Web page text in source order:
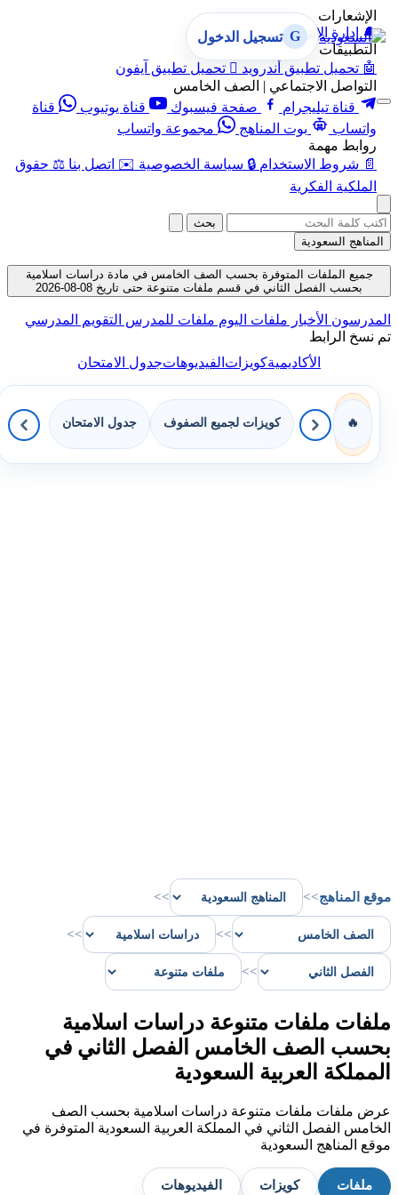
الإشعارات
🔔 إدارة الإشعارات
التطبيقات
🤖 تحميل تطبيق أندرويد  تحميل تطبيق آيفون
التواصل الاجتماعي | الصف الخامس
قناة تيليجرام
صفحة فيسبوك قناة يوتيوب
قناة
واتساب
بوت المناهج
مجموعة واتساب
روابط مهمة
📄 شروط الاستخدام 🔒 سياسة الخصوصية ✉️ اتصل بنا ⚖️ حقوق
الملكية الفكرية
G تسجيل الدخول
بحث
المناهج السعودية
جميع الملفات المتوفرة بحسب الصف الخامس في مادة دراسات اسلامية
بحسب الفصل الثاني في قسم ملفات متنوعة حتى تاريخ 08-08-2026
المدرسون الأخبار ملفات اليوم ملفات للمدرس التقويم المدرسي
تم نسخ الرابط
الأكاديميةكويزاتالفيديوهاتجدول الامتحان
🔥 كويزات لجميع الصفوف جدول الامتحان
موقع المناهج>>
>>
>>
>>
>>
ملفات ملفات متنوعة دراسات اسلامية
بحسب الصف الخامس الفصل الثاني في
المملكة العربية السعودية
عرض ملفات ملفات متنوعة دراسات اسلامية بحسب الصف
الخامس الفصل الثاني في المملكة العربية السعودية المتوفرة في
موقع المناهج السعودية
ملفات كويزات الفيديوهات